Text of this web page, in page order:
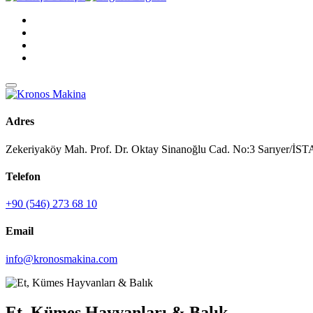
Adres
Zekeriyaköy Mah. Prof. Dr. Oktay Sinanoğlu Cad. No:3 Sarıyer/
Telefon
+90 (546) 273 68 10
Email
info@kronosmakina.com